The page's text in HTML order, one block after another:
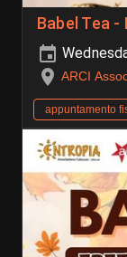
Babel Tea -
ARCI
appuntamento